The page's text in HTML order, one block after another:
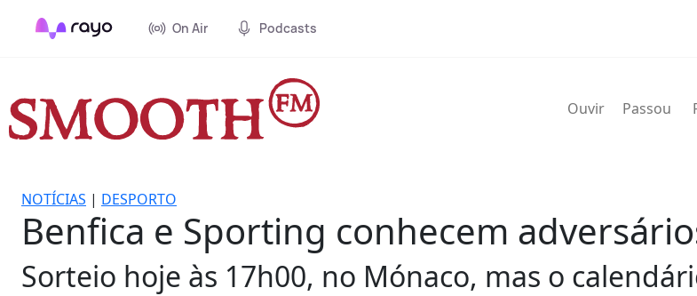
On Air Podcasts
Ouvir Passou
NOTÍCIAS | DESPORTO
Benfica e Sporting conhecem
Sorteio hoje às 17h00, no Mónaco, mas o